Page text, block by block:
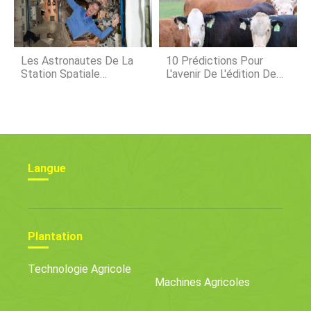
Les Astronautes De La
Station Spatiale
10 Prédictions Pour
L'avenir De L'édition De
Langue
Plantation
Technologie Agricole
Machines Agricoles